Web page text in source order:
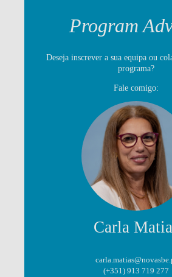
Program
Deseja inscrever a sua equipa ou
programa?
Fale comigo:
Carla
(+351) 913 719 277